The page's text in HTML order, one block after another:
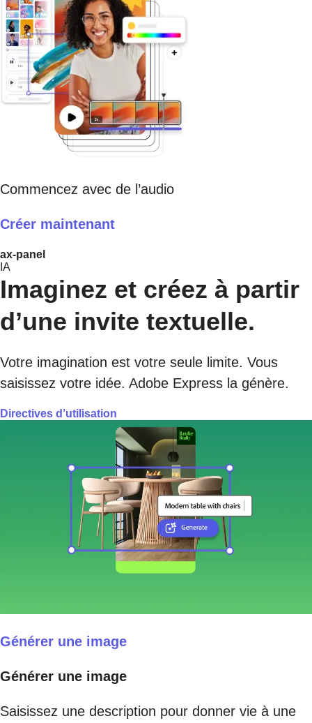
Commencez avec de l’audio
Créer maintenant
ax-panel
IA
Imaginez et créez à partir
d’une invite textuelle.
Votre imagination est votre seule limite. Vous
saisissez votre idée. Adobe Express la génère.
Directives d’utilisation
Générer une image
Générer une image
Saisissez une description pour donner vie à une